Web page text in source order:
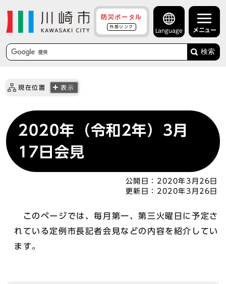
防災ポータル
外部リンク
Language メニュー
検索
現在位置 表示
2020年（令和2年）3月
17日会見
公開日： 2020年3月26日
更新日： 2020年3月26日
このページでは、毎月第一、第三火曜日に予定さ
れている定例市長記者会見などの内容を紹介してい
ます。